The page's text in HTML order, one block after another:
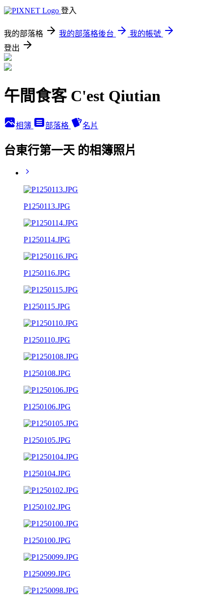
登入
我的部落格 我的部落格後台
我的帳號
登出
午間食客 C'est Qiutian
相簿 部落格 名片
台東行第一天 的相簿照片
P1250113.JPG
P1250114.JPG
P1250116.JPG
P1250115.JPG
P1250110.JPG
P1250108.JPG
P1250106.JPG
P1250105.JPG
P1250104.JPG
P1250102.JPG
P1250100.JPG
P1250099.JPG